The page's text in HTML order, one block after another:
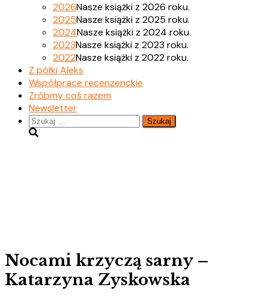
2026Nasze książki z 2026 roku.
2025Nasze książki z 2025 roku.
2024Nasze książki z 2024 roku.
2023Nasze książki z 2023 roku.
2022Nasze książki z 2022 roku.
Z półki Aleks
Współprace recenzenckie
Zróbmy coś razem
Newsletter
Szukaj:
Nocami krzyczą sarny –
Katarzyna Zyskowska